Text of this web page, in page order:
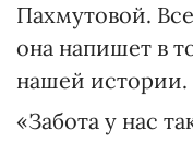
Пахмутовой.
она напишет в
нашей истории.
«Забота у нас